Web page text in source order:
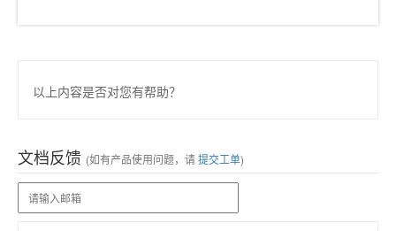
以上内容是否对您有帮助？
文档反馈 (如有产品使用问题，请提交工单)